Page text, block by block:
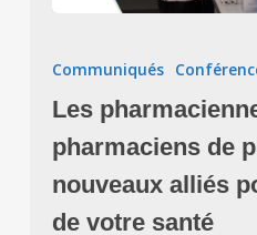
pharmaciennes
pharmaciens
de
proximité:
de
Communiqués
Les
pharmaciens de
nouveaux alliés
de votre santé